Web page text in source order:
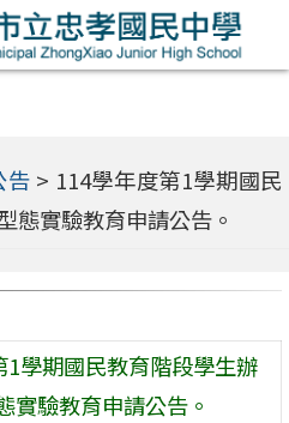
告 > 114學年度第1學期國民
態實驗教育申請公告。
1學期國民教育階段學生辦
實驗教育申請公告。